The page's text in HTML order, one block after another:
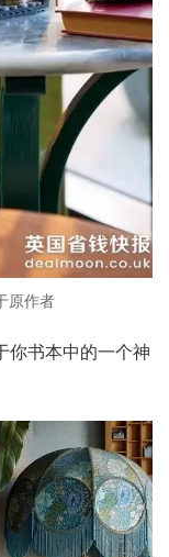
原作者
你书本中的一个神